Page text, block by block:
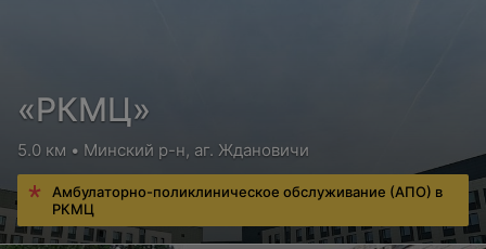
«РКМЦ»
5.0 км • Минский р-н, аг. Ждановичи
Амбулаторно-поликлиническое обслуживание (АПО) в
РКМЦ